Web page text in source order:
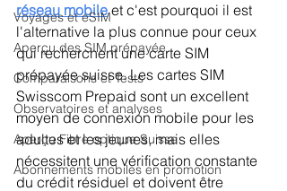
Voyages et eSIM
Aperçu des SIM prépayée
Comparaisons et Tests
Observatoires et analyses
Aperçu Fibre optique Suisse
Abonnements mobiles en promotion
réseau mobile et c'est pourquoi il est
l'alternative la plus connue pour ceux
qui recherchent une carte SIM
prépayée suisse. Les cartes SIM
Swisscom Prepaid sont un excellent
moyen de connexion mobile pour les
adultes et les jeunes, mais elles
nécessitent une vérification constante
du crédit résiduel et doivent être